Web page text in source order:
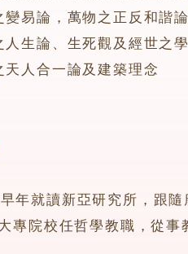
論，萬物之正反和諧論
論、生死觀及經世之學
人合一論及建築理念
就讀新亞研究所，跟隨
專院校任哲學教職，從事